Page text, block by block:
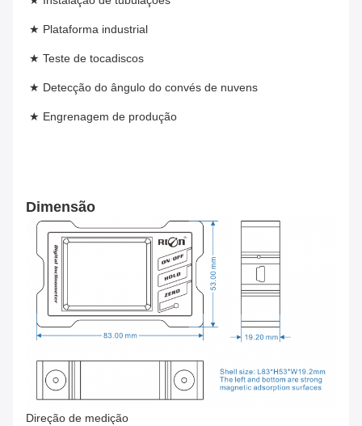
★ Plataforma industrial
★ Teste de tocadiscos
★ Detecção do ângulo do convés de nuvens
★ Engrenagem de produção
Dimensão
Direção de medição